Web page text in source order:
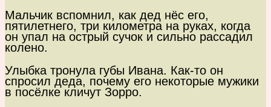
Мальчик вспомнил, как дед нёс его,
пятилетнего, три километра на руках, когда
он упал на острый сучок и сильно рассадил
колено.
Улыбка тронула губы Ивана. Как-то он
спросил деда, почему его некоторые мужики
в посёлке кличут Зорро.